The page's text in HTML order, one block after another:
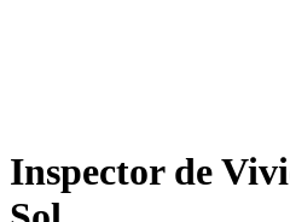
Inspector de